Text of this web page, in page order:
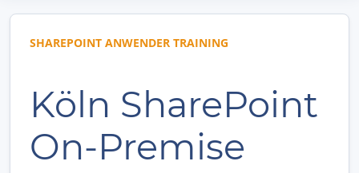
SHAREPOINT ANWENDER TRAINING
Köln SharePoint
On-Premise